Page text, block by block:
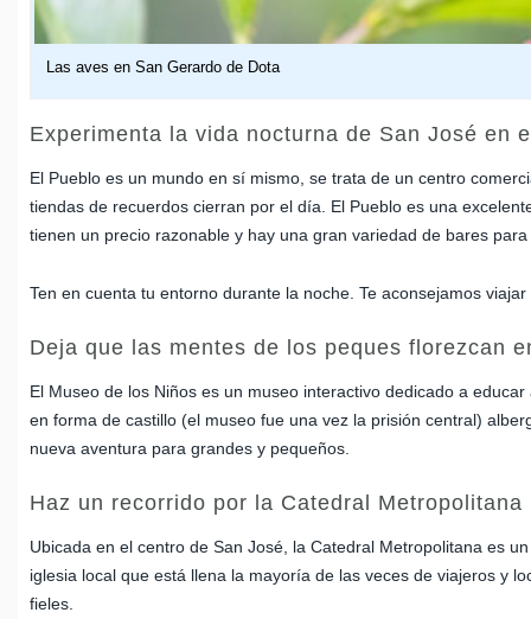
Las aves en San Gerardo de Dota
Experimenta la vida nocturna de San José en
El Pueblo es un mundo en sí mismo, se trata de un centro
tiendas de recuerdos cierran por el día. El Pueblo es una
tienen un precio razonable y hay una gran variedad de bares para
Ten en cuenta tu entorno durante la noche. Te aconsejamos
Deja que las mentes de los peques florezcan
El Museo de los Niños es un museo interactivo dedicado a
en forma de castillo (el museo fue una vez la prisión central)
nueva aventura para grandes y pequeños.
Haz un recorrido por la Catedral Metropolitana
Ubicada en el centro de San José, la Catedral Metropolitana es
iglesia local que está llena la mayoría de las veces de viajeros y
fieles.